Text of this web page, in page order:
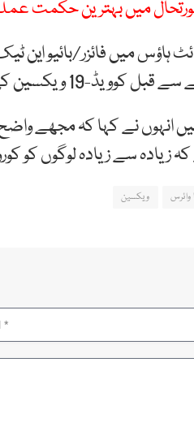
میں بہترین حکمت عملی
ہاؤس میں فائزر/بائیو
کی پہلی دو خوراکیں لی تھیں۔
میں انہوں نے کہا کہ مجھے
سے زیادہ لوگوں کو
وائرس ویکسین